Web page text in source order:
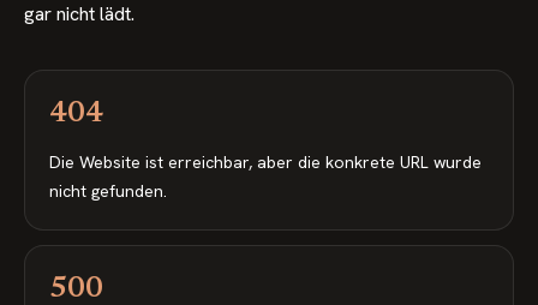
gar nicht lädt.
404
Die Website ist erreichbar, aber die konkrete URL wurde
nicht gefunden.
500